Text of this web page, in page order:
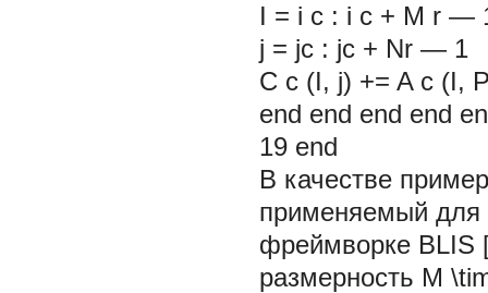
I = i c : i c + M r —
j = jc : jc + Nr — 1
C c (I, j) += A c (I,
end end end end
19 end
В качестве
применяемый для
фреймворке
размерность M